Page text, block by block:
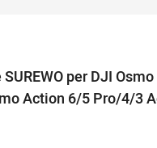
per DJI
Action 6/5 Pro/4/3